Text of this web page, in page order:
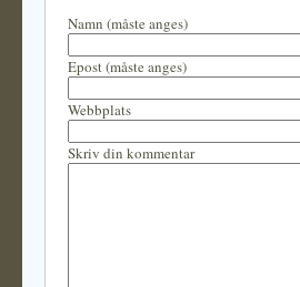
Namn (måste anges)
Epost (måste anges)
Webbplats
Skriv din kommentar